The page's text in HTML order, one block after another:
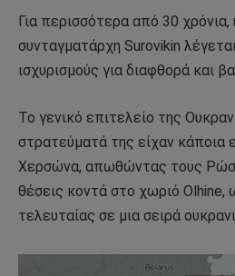
Για περισσότερα από 30 χρόνια,
συνταγματάρχη Surovikin
ισχυρισμούς για διαφθορά και
Το γενικό επιτελείο της
στρατεύματά της είχαν κάποια
Χερσώνα, απωθώντας τους
θέσεις κοντά στο χωριό
τελευταίας σε μια σειρά